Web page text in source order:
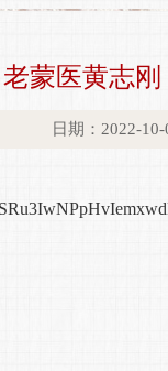
老蒙医黄志
日期：2022-